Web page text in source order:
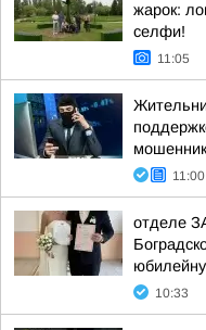
жарок:
селфи!
11:05
11:00
отделе
10:33